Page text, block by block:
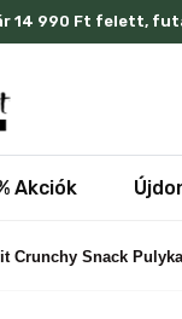
14 990 Ft felett,
Akciók
Crunchy Snack